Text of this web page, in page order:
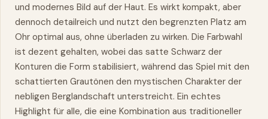
und modernes Bild auf der Haut. Es wirkt kompakt, aber
dennoch detailreich und nutzt den begrenzten Platz am
Ohr optimal aus, ohne überladen zu wirken. Die Farbwahl
ist dezent gehalten, wobei das satte Schwarz der
Konturen die Form stabilisiert, während das Spiel mit den
schattierten Grautönen den mystischen Charakter der
nebligen Berglandschaft unterstreicht. Ein echtes
Highlight für alle, die eine Kombination aus traditioneller